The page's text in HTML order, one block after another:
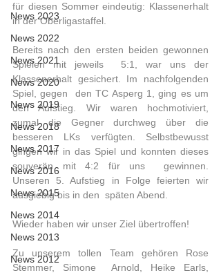
News 2023
News 2022
News 2021
News 2020
News 2019
News 2018
News 2017
News 2016
News 2015
News 2014
News 2013
News 2012
für diesen Sommer eindeutig: Klassenerhalt
in der Oberligastaffel.
Bereits nach den ersten beiden gewonnen
Spielen mit jeweils  5:1, war uns der
Klassenerhalt gesichert. Im nachfolgenden
Spiel, gegen  den TC Asperg 1, ging es um
den Aufstieg. Wir waren hochmotiviert,
zumal die Gegner durchweg über die
besseren LKs verfügten. Selbstbewusst
gingen wir in das Spiel und konnten dieses
souverän mit 4:2 für uns  gewinnen.
Unseren 5. Aufstieg in Folge feierten wir
ausgiebig bis in den  späten Abend.
Wieder haben wir unser Ziel übertroffen!
Zu unserem tollen Team gehören Rose
Stemmer, Simone  Arnold, Heike Earls,